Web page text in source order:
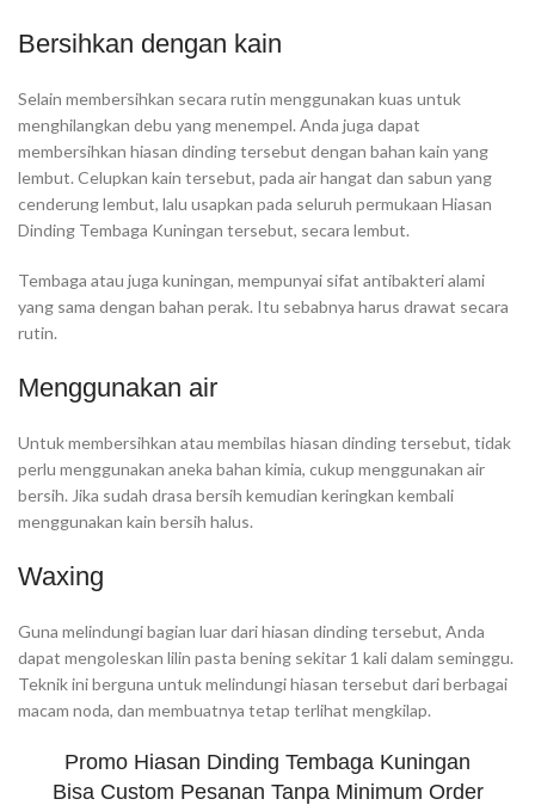
Bersihkan dengan kain
Selain membersihkan secara rutin menggunakan kuas untuk
menghilangkan debu yang menempel. Anda juga dapat
membersihkan hiasan dinding tersebut dengan bahan kain yang
lembut. Celupkan kain tersebut, pada air hangat dan sabun yang
cenderung lembut, lalu usapkan pada seluruh permukaan Hiasan
Dinding Tembaga Kuningan tersebut, secara lembut.
Tembaga atau juga kuningan, mempunyai sifat antibakteri alami
yang sama dengan bahan perak. Itu sebabnya harus drawat secara
rutin.
Menggunakan air
Untuk membersihkan atau membilas hiasan dinding tersebut, tidak
perlu menggunakan aneka bahan kimia, cukup menggunakan air
bersih. Jika sudah drasa bersih kemudian keringkan kembali
menggunakan kain bersih halus.
Waxing
Guna melindungi bagian luar dari hiasan dinding tersebut, Anda
dapat mengoleskan lilin pasta bening sekitar 1 kali dalam seminggu.
Teknik ini berguna untuk melindungi hiasan tersebut dari berbagai
macam noda, dan membuatnya tetap terlihat mengkilap.
Promo Hiasan Dinding Tembaga Kuningan
Bisa Custom Pesanan Tanpa Minimum Order